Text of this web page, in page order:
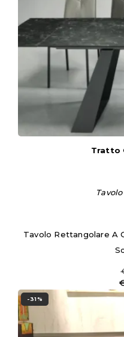
Tratto
Tavolo Rettangolare A
-31%